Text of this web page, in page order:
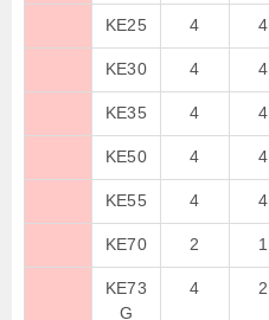
KE25 4 4
KE30 4 4
KE35 4 4
KE50 4 4
KE55 4 4
KE70 2 1
KE73
G
4 2